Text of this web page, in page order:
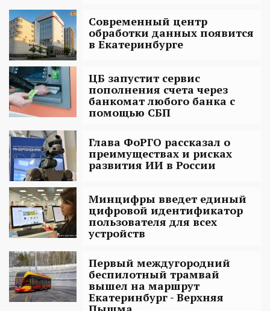
Современный центр
обработки данных появится
в Екатеринбурге
ЦБ запустит сервис
пополнения счета через
банкомат любого банка с
помощью СБП
Глава ФоРГО рассказал о
преимуществах и рисках
развития ИИ в России
Минцифры введет единый
цифровой идентификатор
пользователя для всех
устройств
Первый междугородний
беспилотный трамвай
вышел на маршрут
Екатеринбург - Верхняя